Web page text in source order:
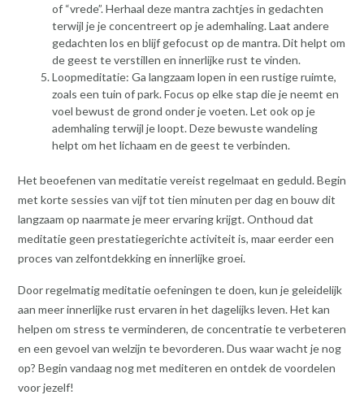
of “vrede”. Herhaal deze mantra zachtjes in gedachten
terwijl je je concentreert op je ademhaling. Laat andere
gedachten los en blijf gefocust op de mantra. Dit helpt om
de geest te verstillen en innerlijke rust te vinden.
Loopmeditatie: Ga langzaam lopen in een rustige ruimte,
zoals een tuin of park. Focus op elke stap die je neemt en
voel bewust de grond onder je voeten. Let ook op je
ademhaling terwijl je loopt. Deze bewuste wandeling
helpt om het lichaam en de geest te verbinden.
Het beoefenen van meditatie vereist regelmaat en geduld. Begin
met korte sessies van vijf tot tien minuten per dag en bouw dit
langzaam op naarmate je meer ervaring krijgt. Onthoud dat
meditatie geen prestatiegerichte activiteit is, maar eerder een
proces van zelfontdekking en innerlijke groei.
Door regelmatig meditatie oefeningen te doen, kun je geleidelijk
aan meer innerlijke rust ervaren in het dagelijks leven. Het kan
helpen om stress te verminderen, de concentratie te verbeteren
en een gevoel van welzijn te bevorderen. Dus waar wacht je nog
op? Begin vandaag nog met mediteren en ontdek de voordelen
voor jezelf!